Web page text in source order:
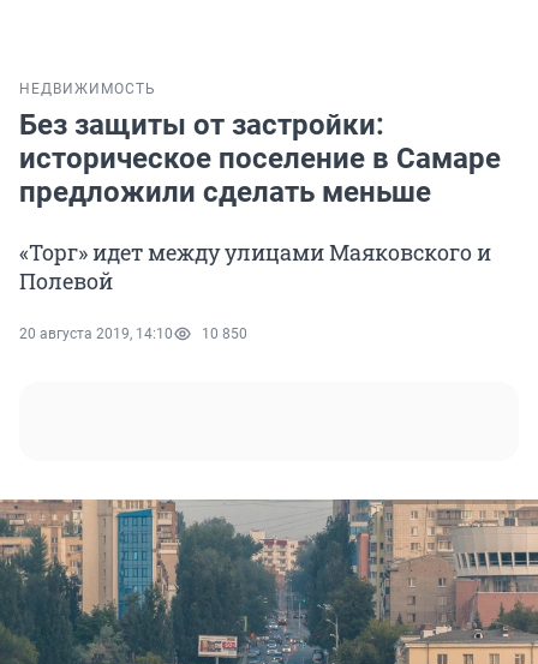
НЕДВИЖИМОСТЬ
Без защиты от застройки:
историческое поселение в Самаре
предложили сделать меньше
«Торг» идет между улицами Маяковского и
Полевой
20 августа 2019, 14:10 10 850